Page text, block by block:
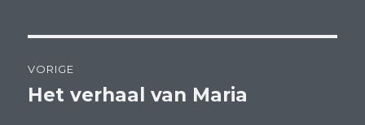
navigatie
VORIGE
Vorig
Het verhaal van Maria